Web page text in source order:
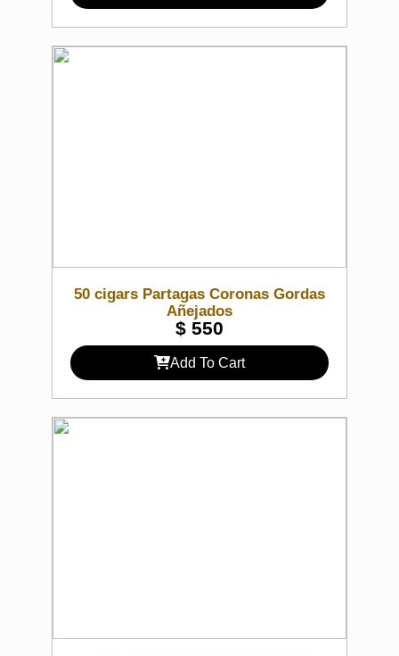
50 cigars Partagas Coronas Gordas
Añejados
$ 550
Add To Cart